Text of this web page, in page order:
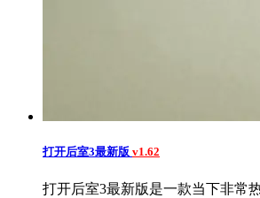
打开后室3最新版 v1.62
打开后室3最新版是一款当下非常